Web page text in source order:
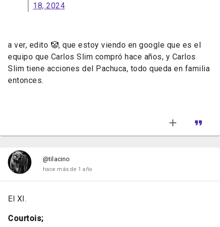
18, 2024
a ver, edito 🤡, que estoy viendo en google que es el
equipo que Carlos Slim compró hace años, y Carlos
Slim tiene acciones del Pachuca, todo queda en familia
entonces.
@tilacino
hace más de 1 año
El XI.
Courtois;